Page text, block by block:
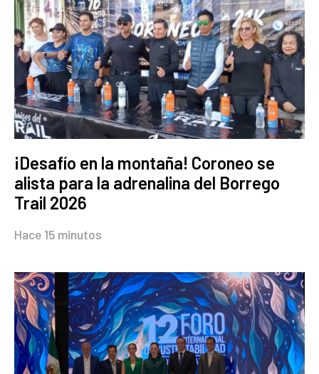
¡Desafío en la montaña! Coroneo se
alista para la adrenalina del Borrego
Trail 2026
Hace 15 minutos